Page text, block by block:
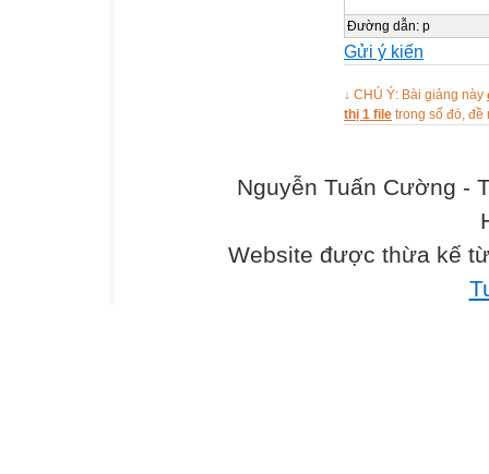
Đường dẫn: p
Gửi ý kiến
↓ CHÚ Ý: Bài giảng này
thị 1 file trong số đó, đề
Nguyễn Tuấn Cường -
Website được thừa kế